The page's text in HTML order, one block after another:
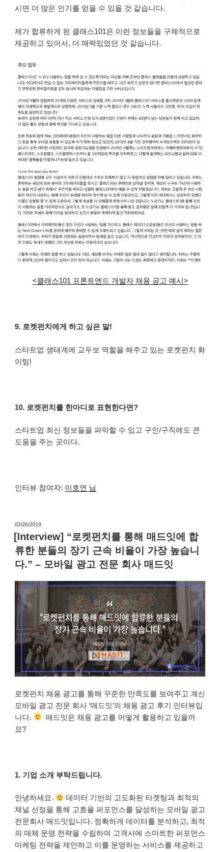
시면 더 많은 인기를 얻을 수 있을 것 같습니다.
제가 합류하게 된 클래스101은 이런 정보들을 구체적으로
제공하고 있어서, 더 매력있었던 것 같습니다.
<클래스101 프론트엔드 개발자 채용 공고 예시>
9. 로켓펀치에게 하고 싶은 말!
스타트업 생태계에 교두보 역할을 해주고 있는 로켓펀치 화
이팅!
10. 로켓펀치를 한마디로 표현한다면?
스타트업 최신 정보들을 파악할 수 있고 구인/구직에도 큰
도움을 주는 곳이다.
인터뷰 참여자: 이호연 님
작
성
일
자
02/26/2019
[Interview] “로켓펀치를 통해 매드잇에 합
류한 분들의 장기 근속 비율이 가장 높습니
다.” – 모바일 광고 전문 회사 매드잇
로켓펀치 채용 광고를 통해 꾸준한 만족도를 보여주고 계신
모바일 광고 전문 회사 ‘매드잇’의 채용 광고 후기 인터뷰입
니다.
매드잇은 채용 광고를 어떻게 활용하고 있을까
요?
1. 기업 소개 부탁드립니다.
안녕하세요.
데이터 기반의 고도화된 타겟팅과 최적의
채널 선정을 통해 고효율 퍼포먼스를 달성하는 모바일 광고
전문회사 매드잇입니다. 정확하게 데이터를 분석하고, 최적
의 매체 운영 전략을 수립하여 고객사에 스마트한 퍼포먼스
마케팅 전략을 제안하고 이를 운영하는 서비스를 제공하고